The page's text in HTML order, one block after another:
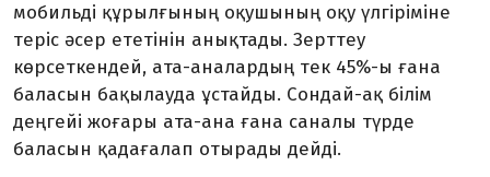
мобильді құрылғының оқушының оқу үлгіріміне
теріс әсер ететінін анықтады. Зерттеу
көрсеткендей, ата-аналардың тек 45%-ы ғана
баласын бақылауда ұстайды. Сондай-ақ білім
деңгейі жоғары ата-ана ғана саналы түрде
баласын қадағалап отырады дейді.